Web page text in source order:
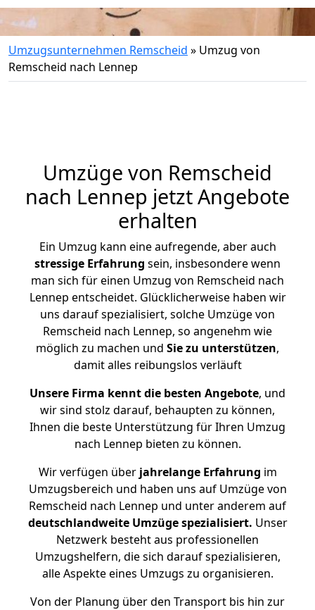
Umzugsunternehmen Remscheid » Umzug von
Remscheid nach Lennep
Umzüge von Remscheid
nach Lennep jetzt Angebote
erhalten
Ein Umzug kann eine aufregende, aber auch
stressige Erfahrung sein, insbesondere wenn
man sich für einen Umzug von Remscheid nach
Lennep entscheidet. Glücklicherweise haben wir
uns darauf spezialisiert, solche Umzüge von
Remscheid nach Lennep, so angenehm wie
möglich zu machen und Sie zu unterstützen,
damit alles reibungslos verläuft
Unsere Firma kennt die besten Angebote, und
wir sind stolz darauf, behaupten zu können,
Ihnen die beste Unterstützung für Ihren Umzug
nach Lennep bieten zu können.
Wir verfügen überjahrelange Erfahrung im
Umzugsbereich und haben uns auf Umzüge von
Remscheid nach Lennep und unter anderem auf
deutschlandweite Umzüge spezialisiert. Unser
Netzwerk besteht aus professionellen
Umzugshelfern, die sich darauf spezialisieren,
alle Aspekte eines Umzugs zu organisieren.
Von der Planung über den Transport bis hin zur